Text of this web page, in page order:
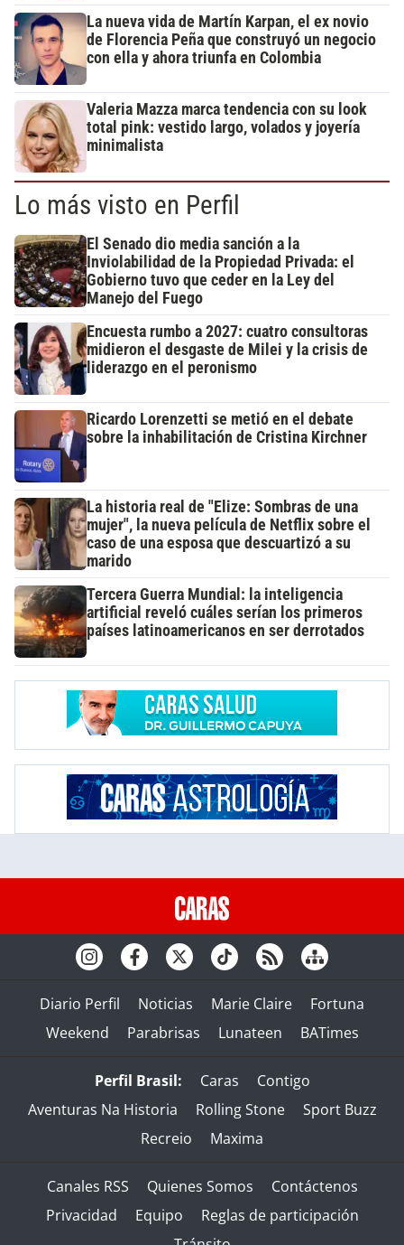
La nueva vida de Martín Karpan, el ex novio
de Florencia Peña que construyó un negocio
con ella y ahora triunfa en Colombia
Valeria Mazza marca tendencia con su look
total pink: vestido largo, volados y joyería
minimalista
Lo más visto en Perfil
El Senado dio media sanción a la
Inviolabilidad de la Propiedad Privada: el
Gobierno tuvo que ceder en la Ley del
Manejo del Fuego
Encuesta rumbo a 2027: cuatro consultoras
midieron el desgaste de Milei y la crisis de
liderazgo en el peronismo
Ricardo Lorenzetti se metió en el debate
sobre la inhabilitación de Cristina Kirchner
La historia real de "Elize: Sombras de una
mujer", la nueva película de Netflix sobre el
caso de una esposa que descuartizó a su
marido
Tercera Guerra Mundial: la inteligencia
artificial reveló cuáles serían los primeros
países latinoamericanos en ser derrotados
Diario Perfil Noticias Marie Claire
Fortuna
Weekend
Parabrisas Lunateen BATimes
Perfil Brasil: Caras
Contigo
Aventuras Na Historia
Rolling Stone
Sport Buzz
Recreio
Maxima
Canales RSS Quienes Somos
Contáctenos
Privacidad
Equipo
Reglas de participación